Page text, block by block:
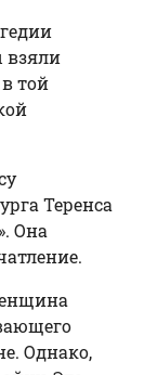
взяли
той
Теренса
Она
Однако,